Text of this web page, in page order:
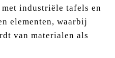
industriële tafels en
elementen, waarbij
van materialen als